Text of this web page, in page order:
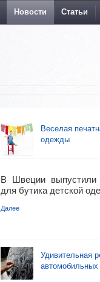
Новости Статьи
Веселая
одежды
В Швеции выпустили
для бутика детской
Далее
Удивительная
автомобильных